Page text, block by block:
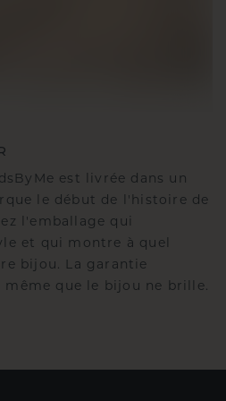
est livrée dans un
le début de l'histoire de
l'emballage qui
et qui montre à quel
bijou. La garantie
que le bijou ne brille.